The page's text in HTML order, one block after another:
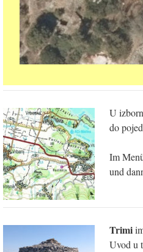
U
do
Im
und
Trimi
Uvod u